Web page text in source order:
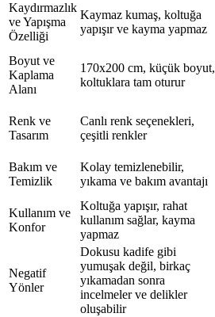
Kaydırmazlık
ve Yapışma
Özelliği
Kaymaz kumaş, koltuğa
yapışır ve kayma yapmaz
Boyut ve
Kaplama
Alanı
170x200 cm, küçük boyut,
koltuklara tam oturur
Renk ve
Tasarım
Canlı renk seçenekleri,
çeşitli renkler
Bakım ve
Temizlik
Kolay temizlenebilir,
yıkama ve bakım avantajı
Kullanım ve
Konfor
Koltuğa yapışır, rahat
kullanım sağlar, kayma
yapmaz
Negatif
Yönler
Dokusu kadife gibi
yumuşak değil, birkaç
yıkamadan sonra
incelmeler ve delikler
oluşabilir